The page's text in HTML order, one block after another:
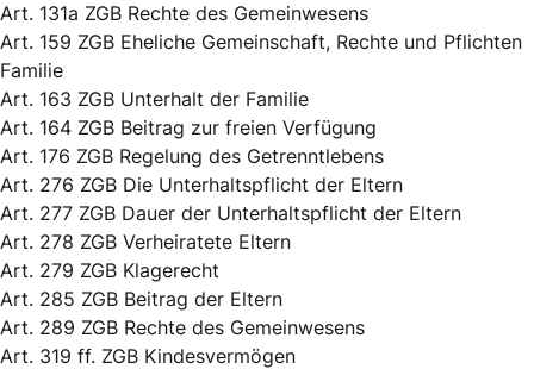
Art. 131a ZGB Rechte des Gemeinwesens
Art. 159 ZGB Eheliche Gemeinschaft, Rechte und Pflichten
Familie
Art. 163 ZGB Unterhalt der Familie
Art. 164 ZGB Beitrag zur freien Verfügung
Art. 176 ZGB Regelung des Getrenntlebens
Art. 276 ZGB Die Unterhaltspflicht der Eltern
Art. 277 ZGB Dauer der Unterhaltspflicht der Eltern
Art. 278 ZGB Verheiratete Eltern
Art. 279 ZGB Klagerecht
Art. 285 ZGB Beitrag der Eltern
Art. 289 ZGB Rechte des Gemeinwesens
Art. 319 ff. ZGB Kindesvermögen